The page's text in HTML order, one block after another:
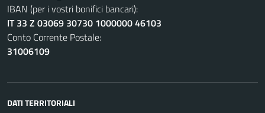
IBAN (per i vostri bonifici bancari):
IT 33 Z 03069 30730 1000000 46103
Conto Corrente Postale:
31006109
DATI TERRITORIALI